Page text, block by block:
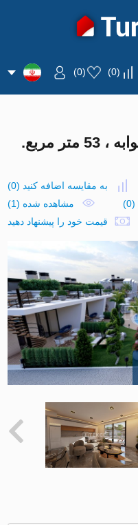
(
0
)
(
0
)
ویلا در GIRNE ، ترکیه 1 خوابه ، 53 متر مربع.
به مقایسه اضافه کنید (
0
)
(
0
)
مشاهده شده (1)
قیمت خود را پیشنهاد دهید